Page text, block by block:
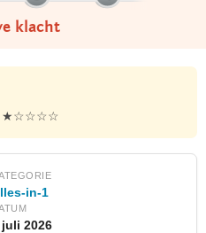
klacht
★☆☆☆☆
in-1
juli 2026